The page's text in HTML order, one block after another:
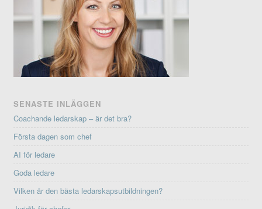
SENASTE INLÄGGEN
Coachande ledarskap – är det bra?
Första dagen som chef
AI för ledare
Goda ledare
Vilken är den bästa ledarskapsutbildningen?